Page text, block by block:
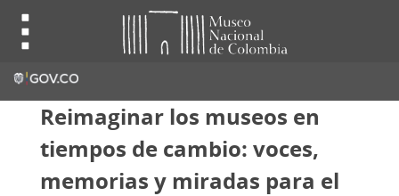
Reimaginar los museos en
tiempos de cambio: voces,
memorias y miradas para el